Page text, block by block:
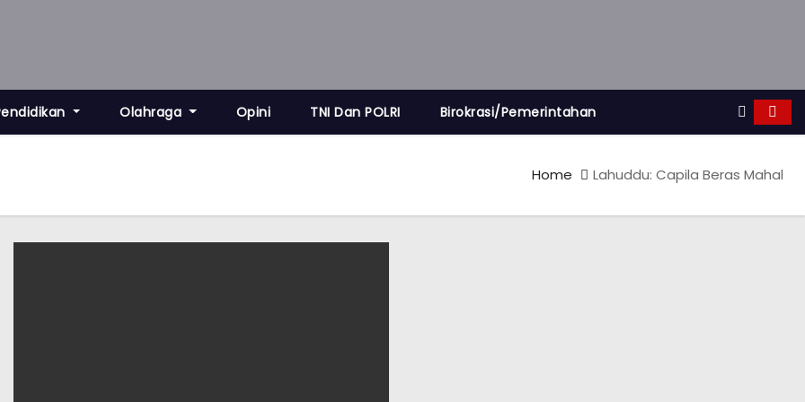
Olahraga Opini TNI Dan POLRI Birokrasi/Pemerintahan
Home Lahuddu: Capila Beras Mahal